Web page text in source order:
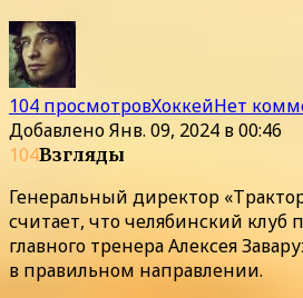
104 просмотровХоккейНет
ДобавленоЯнв. 09, 2024 в 00:46
104Взгляды
Генеральный директор
считает, что челябинский клуб
главного тренера Алексея
в правильном направлении.